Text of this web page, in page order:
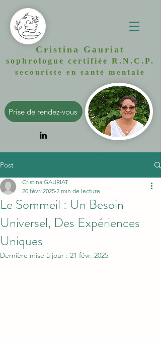
Cristina Gauriat
sophrologue certifiée R.N.C.P.
secouriste en santé mentale
Prise de rendez-vous
Post
Le Sommeil : Un Besoin
Universel, Des Expériences
Uniques
Cristina GAURIAT
20 févr. 2025 2 min de lecture
Dernière mise à jour : 21 févr. 2025